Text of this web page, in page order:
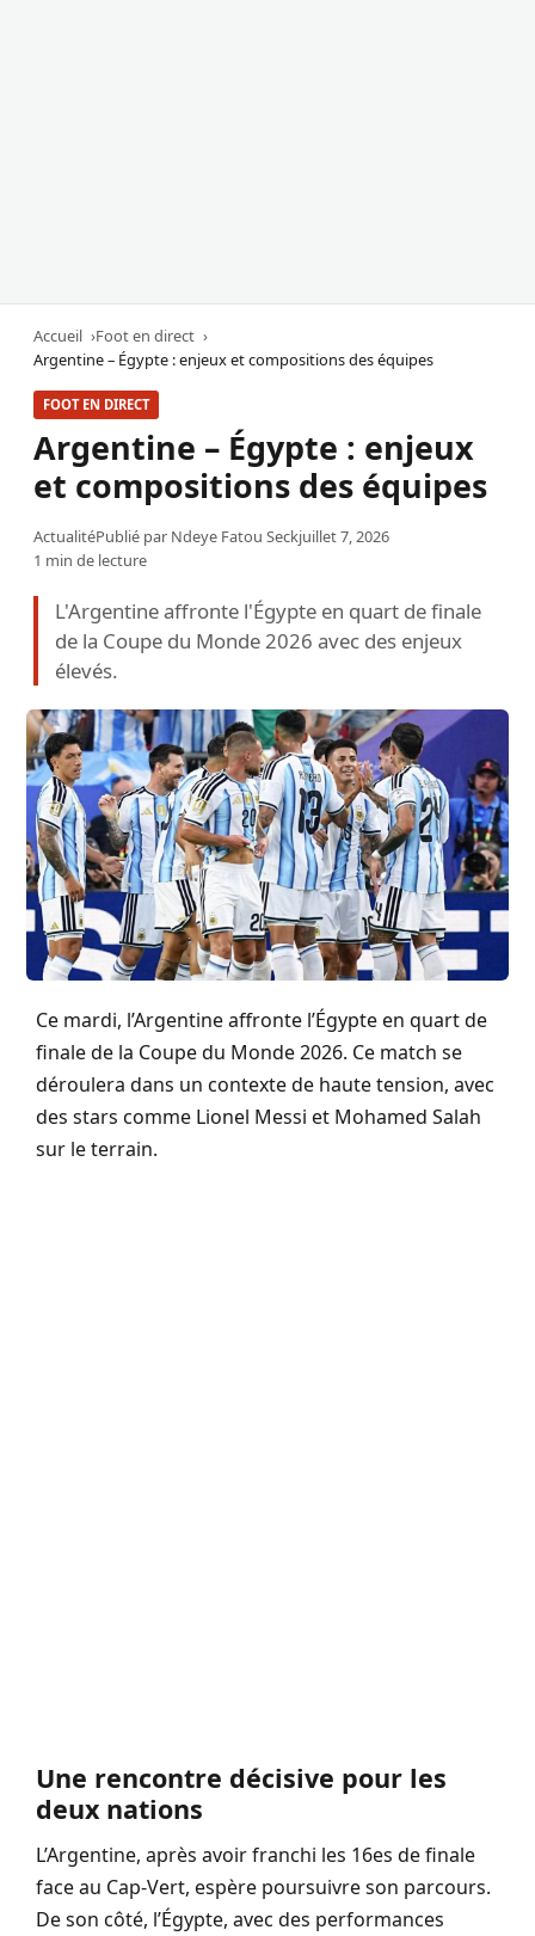
Accueil
Foot en direct
Argentine – Égypte : enjeux et compositions des équipes
FOOT EN DIRECT
Argentine – Égypte : enjeux
et compositions des équipes
ActualitéPublié par Ndeye Fatou Seckjuillet 7, 2026
1 min de lecture
L'Argentine affronte l'Égypte en quart de finale
de la Coupe du Monde 2026 avec des enjeux
élevés.
Ce mardi, l’Argentine affronte l’Égypte en quart de
finale de la Coupe du Monde 2026. Ce match se
déroulera dans un contexte de haute tension, avec
des stars comme Lionel Messi et Mohamed Salah
sur le terrain.
Une rencontre décisive pour les
deux nations
L’Argentine, après avoir franchi les 16es de finale
face au Cap-Vert, espère poursuivre son parcours.
De son côté, l’Égypte, avec des performances